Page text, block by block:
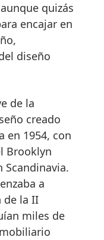
quizás
encajar en
diseño
de la
creado
en 1954, con
Brooklyn
a
de la II
miles de